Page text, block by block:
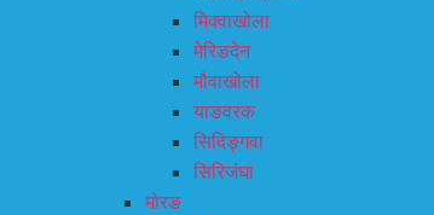
मिक्वाखोला
मेरिङदेन
मौवाखोला
याङवरक
सिदिङ्गवा
सिरिजंघा
मोरङ